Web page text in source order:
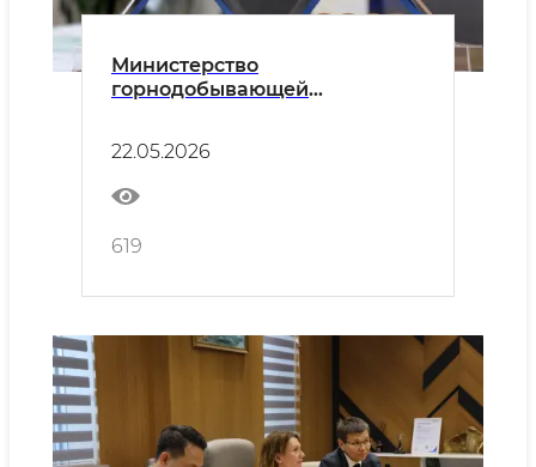
Министерство
горнодобывающей
министерством
22.05.2026
619